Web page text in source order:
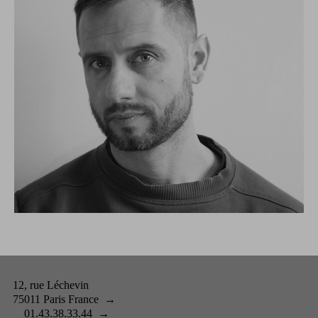
12, rue Léchevin
75011 Paris France →
01.43.38.33.44 →